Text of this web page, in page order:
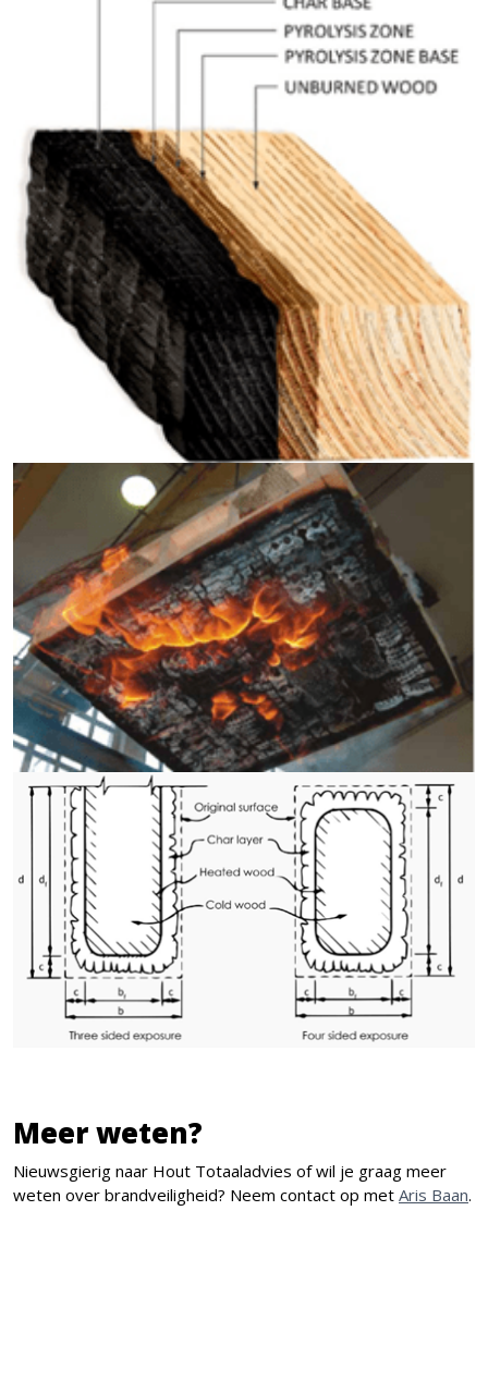
Meer weten?
Nieuwsgierig naar Hout Totaaladvies of wil je graag meer
weten over brandveiligheid? Neem contact op met Aris Baan.